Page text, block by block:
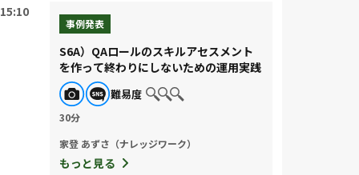
15:10
事例発表
S6A）QAロールのスキルアセスメント
を作って終わりにしないための運用実践
難易度
30分
家登 あずさ（ナレッジワーク）
もっと見る